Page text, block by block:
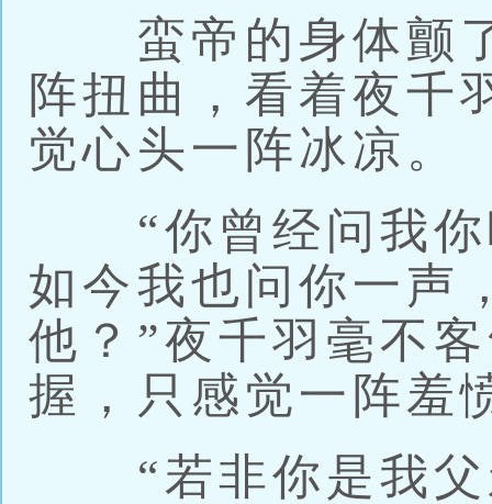
蛮帝的身体颤了
阵扭曲，看着夜千
觉心头一阵冰凉。
“你曾经问我你
如今我也问你一声
他？”夜千羽毫不
握，只感觉一阵羞
“若非你是我父